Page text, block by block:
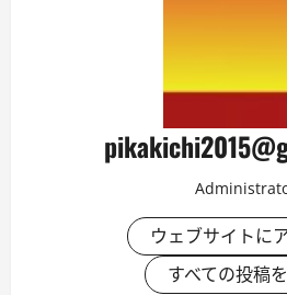
ウェブサイトに
すべての投稿